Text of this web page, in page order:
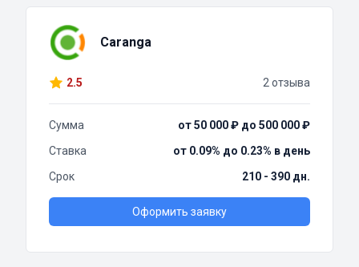
Caranga
2.5 2 отзыва
Сумма
от 50 000 ₽ до 500 000 ₽
Ставка
от 0.09% до 0.23% в день
Срок
210 - 390 дн.
Оформить заявку